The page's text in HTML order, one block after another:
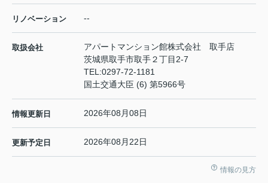
リノベーション --
取扱会社
アパートマンション館株式会社 取手店
茨城県取手市取手２丁目2-7
TEL:0297-72-1181
国土交通大臣 (6) 第5966号
情報更新日 2026年08月08日
更新予定日 2026年08月22日
情報の見方